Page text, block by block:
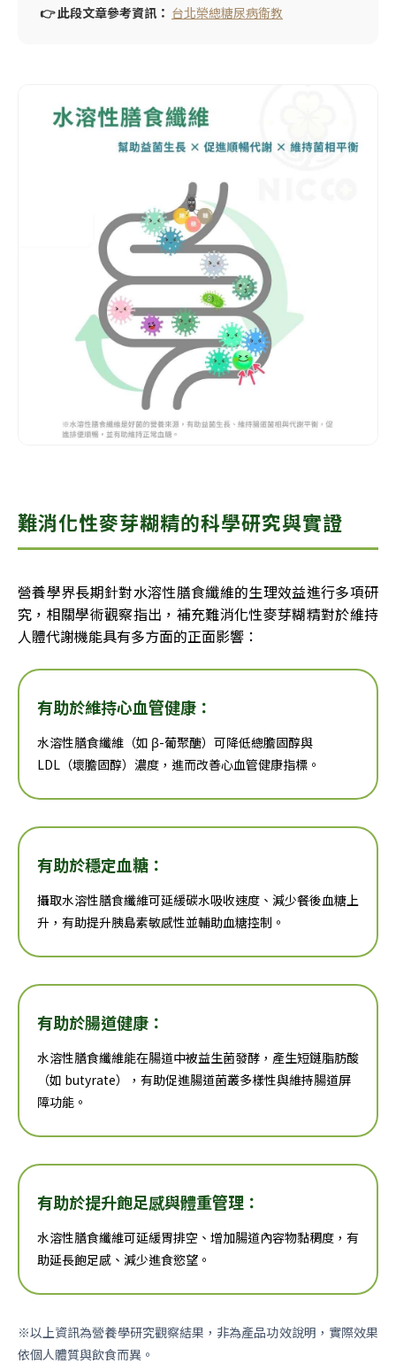
👉 此段文章參考資訊： 台北榮總糖尿病衛教
難消化性麥芽糊精的科學研究與實證
營養學界長期針對水溶性膳食纖維的生理效益進行多項研
究，相關學術觀察指出，補充難消化性麥芽糊精對於維持
人體代謝機能具有多方面的正面影響：
有助於維持心血管健康：
水溶性膳食纖維（如 β-葡聚醣）可降低總膽固醇與
LDL（壞膽固醇）濃度，進而改善心血管健康指標。
有助於穩定血糖：
攝取水溶性膳食纖維可延緩碳水吸收速度、減少餐後血糖上
升，有助提升胰島素敏感性並輔助血糖控制。
有助於腸道健康：
水溶性膳食纖維能在腸道中被益生菌發酵，產生短鏈脂肪酸
（如 butyrate），有助促進腸道菌叢多樣性與維持腸道屏
障功能。
有助於提升飽足感與體重管理：
水溶性膳食纖維可延緩胃排空、增加腸道內容物黏稠度，有
助延長飽足感、減少進食慾望。
※以上資訊為營養學研究觀察結果，非為產品功效說明，實際效果
依個人體質與飲食而異。